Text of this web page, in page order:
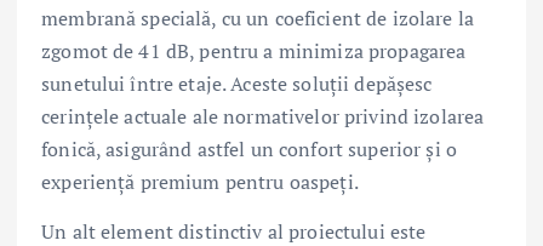
membrană specială, cu un coeficient de izolare la
zgomot de 41 dB, pentru a minimiza propagarea
sunetului între etaje. Aceste soluții depășesc
cerințele actuale ale normativelor privind izolarea
fonică, asigurând astfel un confort superior și o
experiență premium pentru oaspeți.
Un alt element distinctiv al proiectului este